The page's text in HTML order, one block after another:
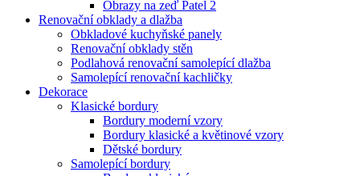
Obrazy na zeď Patel 2
Renovační obklady a dlažba
Obkladové kuchyňské panely
Renovační obklady stěn
Podlahová renovační samolepící dlažba
Samolepící renovační kachličky
Dekorace
Klasické bordury
Bordury moderní vzory
Bordury klasické a květinové vzory
Dětské bordury
Samolepící bordury